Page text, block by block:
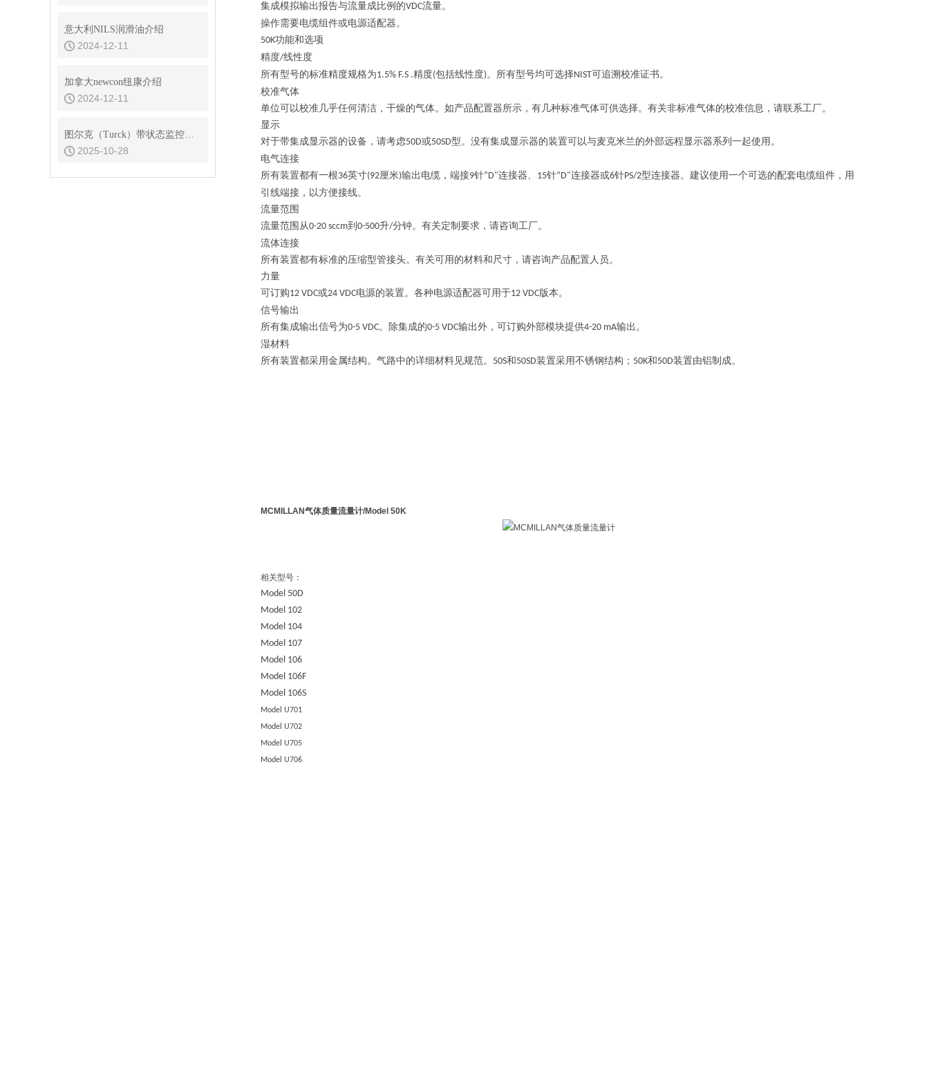
意大利NILS润滑油介绍
2024-12-11
加拿大newcon纽康介绍
2024-12-11
图尔克（Turck）带状态监控的电容式传感器
2025-10-28
集成模拟输出报告与流量成比例的VDC流量。
操作需要电缆组件或电源适配器。
50K功能和选项
精度/线性度
所有型号的标准精度规格为1.5% F.S .精度(包括线性度)。所有型号均可选择NIST可追溯校准证书。
校准气体
单位可以校准几乎任何清洁，干燥的气体。如产品配置器所示，有几种标准气体可供选择。有关非标准气体的校准信息，请联系工厂。
显示
对于带集成显示器的设备，请考虑50D或50SD型。没有集成显示器的装置可以与麦克米兰的外部远程显示器系列一起使用。
电气连接
所有装置都有一根36英寸(92厘米)输出电缆，端接9针“D"连接器、 15针“D"连接器或6针PS/2型连接器。建议使用一个可选的配套电缆组件，用
引线端接，以方便接线。
流量范围
流量范围从0-20 sccm到 0-500升/分钟。有关定制要求，请咨询工厂。
流体连接
所有装置都有标准的压缩型管接头。有关可用的材料和尺寸，请咨询产品配置人员。
力量
可订购12 VDC或24 VDC电源的装置。各种电源适配器可用于12 VDC版本。
信号输出
所有集成输出信号为0-5 VDC。除集成的0-5 VDC输出外，可订购外部模块提供4-20 mA输出。
湿材料
所有装置都采用金属结构。气路中的详细材料见规范。 50S和 50SD装置采用不锈钢结构； 50K和 50D装置由铝制成。
MCMILLAN气体质量流量计/Model 50K
相关型号：
Model 50D
Model 102
Model 104
Model 107
Model 106
Model 106F
Model 106S
Model U701
Model U702
Model U705
Model U706